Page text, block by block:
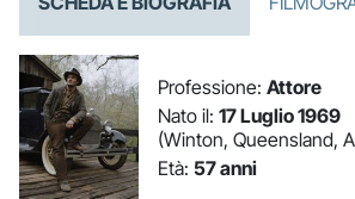
Professione: Attore
Nato il: 17 Luglio 1969
(Winton, Queensland,
Età: 57 anni